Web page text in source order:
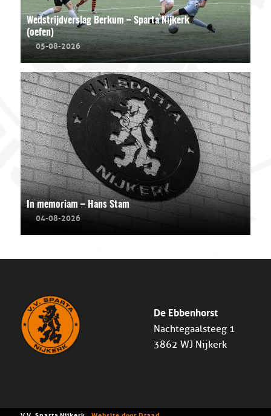
Wedstrijdverslag Berkum – Sparta Nijkerk
(oefen)
05-08-2026
In memoriam – Hans Stam
04-08-2026
De Ebbenhorst
Nachtegaalsteeg 1
3862 WJ Nijkerk